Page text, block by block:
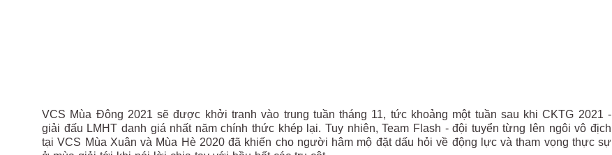
VCS Mùa Đông 2021 sẽ được khởi tranh vào trung tuần tháng 11, tức khoảng một tuần sau khi CKTG 2021 -
giải đấu LMHT danh giá nhất năm chính thức khép lại. Tuy nhiên, Team Flash - đội tuyển từng lên ngôi vô địch
tại VCS Mùa Xuân và Mùa Hè 2020 đã khiến cho người hâm mộ đặt dấu hỏi về động lực và tham vọng thực sự